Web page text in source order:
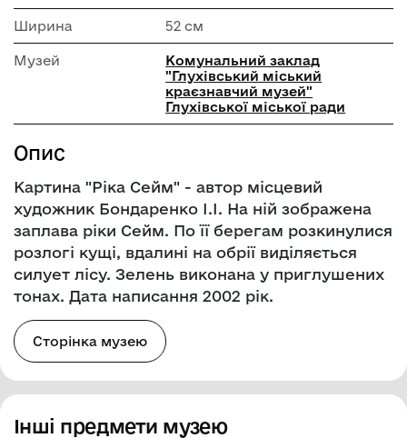
Ширина 52 см
Музей
Комунальний заклад
"Глухівський міський
краєзнавчий музей"
Глухівської міської ради
Опис
Картина "Ріка Сейм" - автор місцевий
художник Бондаренко І.І. На ній зображена
заплава ріки Сейм. По її берегам розкинулися
розлогі кущі, вдалині на обрії виділяється
силует лісу. Зелень виконана у приглушених
тонах. Дата написання 2002 рік.
Сторінка музею
Інші предмети музею